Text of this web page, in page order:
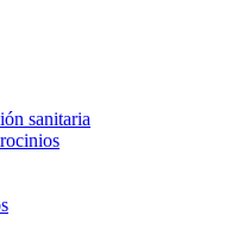
sanitaria